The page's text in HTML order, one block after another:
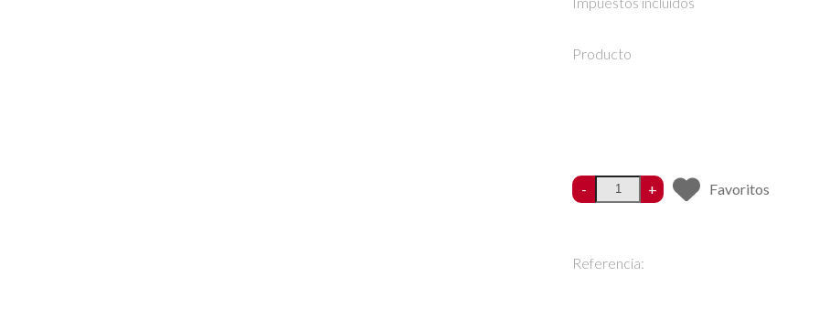
Producto
- + Favoritos
Referencia: